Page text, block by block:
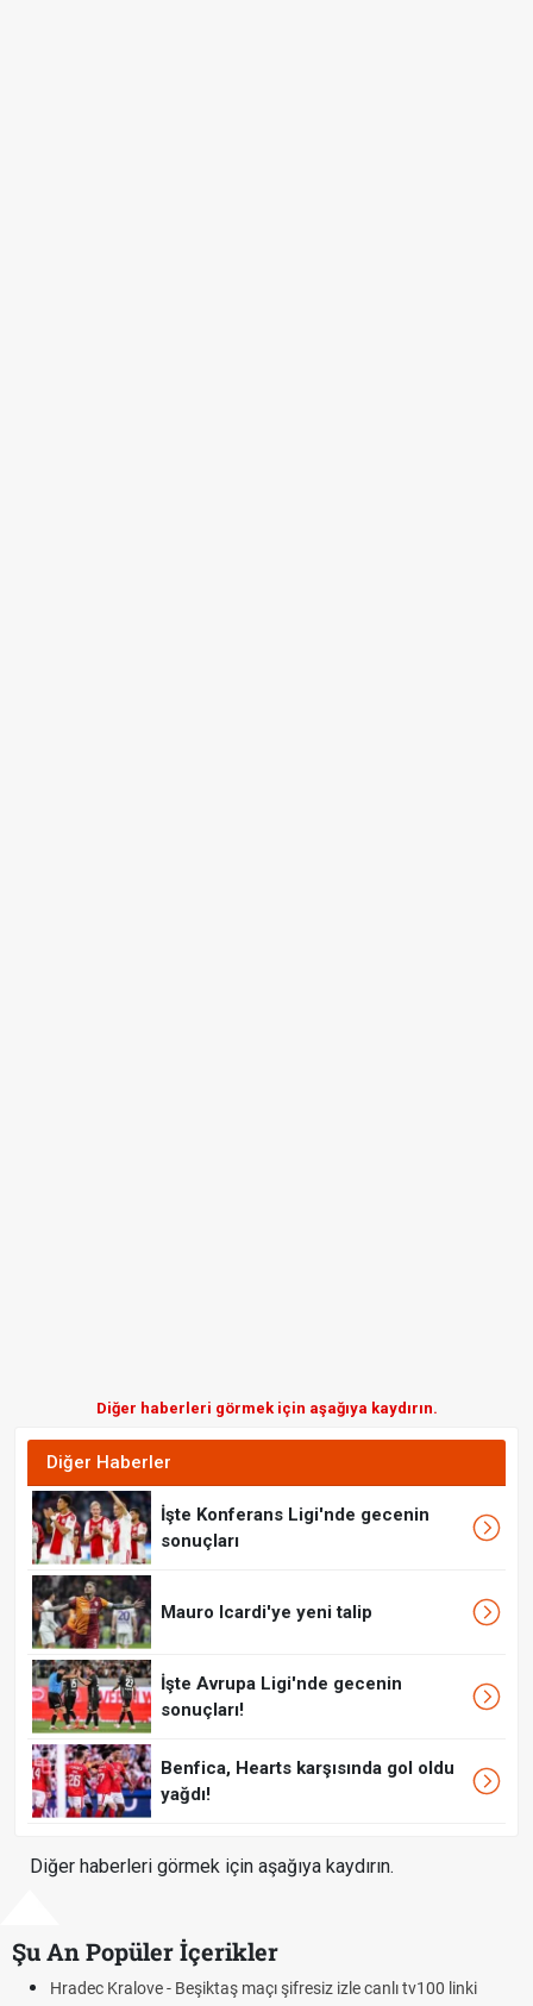
Diğer haberleri görmek için aşağıya kaydırın.
Diğer Haberler
İşte Konferans Ligi'nde gecenin
sonuçları
Mauro Icardi'ye yeni talip
İşte Avrupa Ligi'nde gecenin
sonuçları!
Benfica, Hearts karşısında gol oldu
yağdı!
Diğer haberleri görmek için aşağıya kaydırın.
Şu An Popüler İçerikler
Hradec Kralove - Beşiktaş maçı şifresiz izle canlı tv100 linki